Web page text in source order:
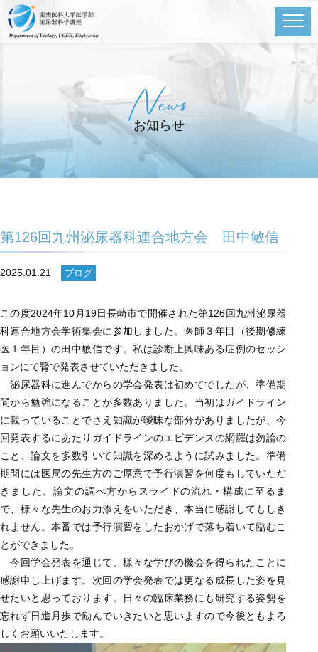
News
お知らせ
第126回九州泌尿器科連合地方会 田中敏信
2025.01.21 ブログ
この度2024年10月19日長崎市で開催された第126回九州泌尿器
科連合地方会学術集会に参加しました。医師３年目（後期修練
医１年目）の田中敏信です。私は診断上興味ある症例のセッシ
ョンにて腎で発表させていただきました。
泌尿器科に進んでからの学会発表は初めてでしたが、準備期
間から勉強になることが多数ありました。当初はガイドライン
に載っていることでさえ知識が曖昧な部分がありましたが、今
回発表するにあたりガイドラインのエビデンスの網羅は勿論の
こと、論文を多数引いて知識を深めるように試みました。準備
期間には医局の先生方のご厚意で予行演習を何度もしていただ
きました。論文の調べ方からスライドの流れ・構成に至るま
で、様々な先生のお力添えをいただき、本当に感謝してもしき
れません。本番では予行演習をしたおかげで落ち着いて臨むこ
とができました。
今回学会発表を通じて、様々な学びの機会を得られたことに
感謝申し上げます。次回の学会発表では更なる成長した姿を見
せたいと思っております。日々の臨床業務にも研究する姿勢を
忘れず日進月歩で励んでいきたいと思いますので今後ともよろ
しくお願いいたします。